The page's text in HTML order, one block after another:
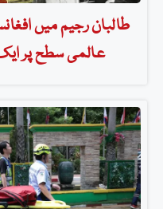
طالبان رجیم میں
عالمی سطح پر